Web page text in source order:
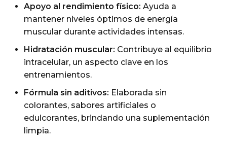
Apoyo al rendimiento físico: Ayuda a
mantener niveles óptimos de energía
muscular durante actividades intensas.
Hidratación muscular: Contribuye al equilibrio
intracelular, un aspecto clave en los
entrenamientos.
Fórmula sin aditivos: Elaborada sin
colorantes, sabores artificiales o
edulcorantes, brindando una suplementación
limpia.